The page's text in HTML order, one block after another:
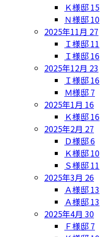
Ｋ様邸 15
Ｎ様邸 10
2025年11月 27
Ｉ様邸 11
Ｉ様邸 16
2025年12月 23
Ｉ様邸 16
Ｍ様邸 7
2025年1月 16
Ｋ様邸 16
2025年2月 27
Ｄ様邸6
Ｋ様邸 10
Ｓ様邸 11
2025年3月 26
Ａ様邸 13
Ａ様邸 13
2025年4月 30
Ｆ様邸 7